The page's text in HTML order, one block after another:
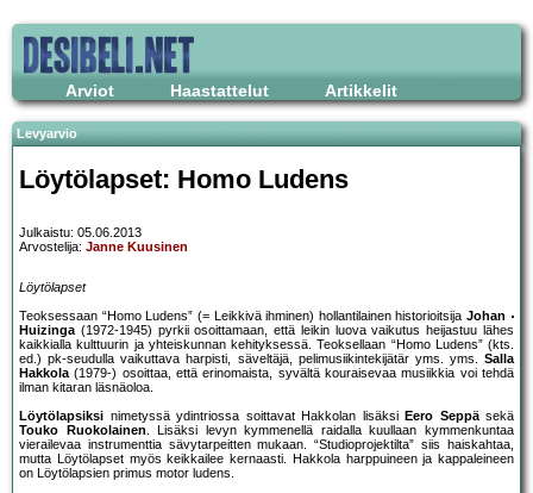
Arviot Haastattelut Artikkelit
Levyarvio
Löytölapset: Homo Ludens
Julkaistu: 05.06.2013
Arvostelija: Janne Kuusinen
Löytölapset
Teoksessaan “Homo Ludens” (= Leikkivä ihminen) hollantilainen historioitsija Johan
Huizinga(1972-1945) pyrkii osoittamaan, että leikin luova vaikutus heijastuu lähes
kaikkialla kulttuurin ja yhteiskunnan kehityksessä. Teoksellaan “Homo Ludens” (kts.
ed.) pk-seudulla vaikuttava harpisti, säveltäjä, pelimusiikintekijätär yms. yms. Salla
Hakkola(1979-) osoittaa, että erinomaista, syvältä kouraisevaa musiikkia voi tehdä
ilman kitaran läsnäoloa.
Löytölapsiksi nimetyssä ydintriossa soittavat Hakkolan lisäksi Eero Seppäsekä
Touko Ruokolainen. Lisäksi levyn kymmenellä raidalla kuullaan kymmenkuntaa
vierailevaa instrumenttia sävytarpeitten mukaan. “Studioprojektilta” siis haiskahtaa,
mutta Löytölapset myös keikkailee kernaasti. Hakkola harppuineen ja kappaleineen
on Löytölapsien primus motor ludens.